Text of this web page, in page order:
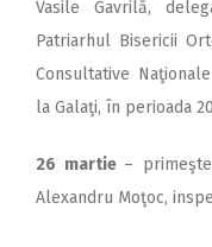
Vasile Gavrilă,
Patriarhul Bisericii
Consultative Naţionale
la Galaţi, în perioada
26 martie –
Alexandru Moţoc,